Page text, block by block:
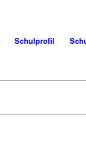
Schulprofil